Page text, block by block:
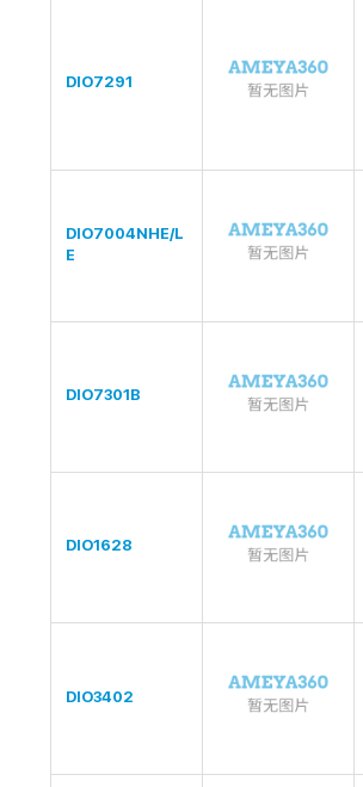
DIO7291
DIO7004NHE/L
E
DIO7301B
DIO1628
DIO3402